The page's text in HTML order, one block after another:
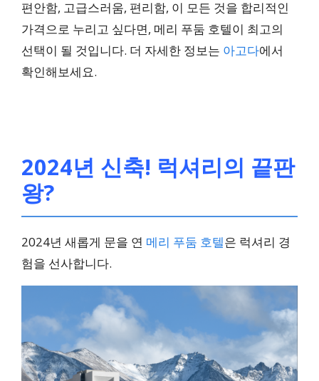
편안함, 고급스러움, 편리함, 이 모든 것을 합리적인
가격으로 누리고 싶다면, 메리 푸둠 호텔이 최고의
선택이 될 것입니다. 더 자세한 정보는 아고다에서
확인해보세요.
2024년 신축! 럭셔리의 끝판
왕?
2024년 새롭게 문을 연 메리 푸둠 호텔은 럭셔리 경
험을 선사합니다.